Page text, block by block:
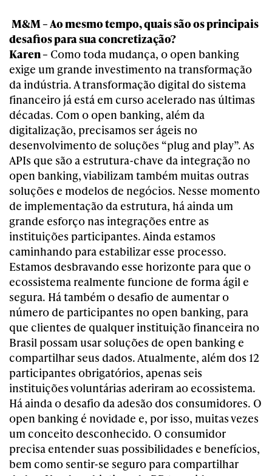
M&M – Ao mesmo tempo, quais são os principais
desafios para sua concretização?
Karen – Como toda mudança, o open banking
exige um grande investimento na transformação
da indústria. A transformação digital do sistema
financeiro já está em curso acelerado nas últimas
décadas. Com o open banking, além da
digitalização, precisamos ser ágeis no
desenvolvimento de soluções “plug and play”. As
APIs que são a estrutura-chave da integração no
open banking, viabilizam também muitas outras
soluções e modelos de negócios. Nesse momento
de implementação da estrutura, há ainda um
grande esforço nas integrações entre as
instituições participantes. Ainda estamos
caminhando para estabilizar esse processo.
Estamos desbravando esse horizonte para que o
ecossistema realmente funcione de forma ágil e
segura. Há também o desafio de aumentar o
número de participantes no open banking, para
que clientes de qualquer instituição financeira no
Brasil possam usar soluções de open banking e
compartilhar seus dados. Atualmente, além dos 12
participantes obrigatórios, apenas seis
instituições voluntárias aderiram ao ecossistema.
Há ainda o desafio da adesão dos consumidores. O
open banking é novidade e, por isso, muitas vezes
um conceito desconhecido. O consumidor
precisa entender suas possibilidades e benefícios,
bem como sentir-se seguro para compartilhar